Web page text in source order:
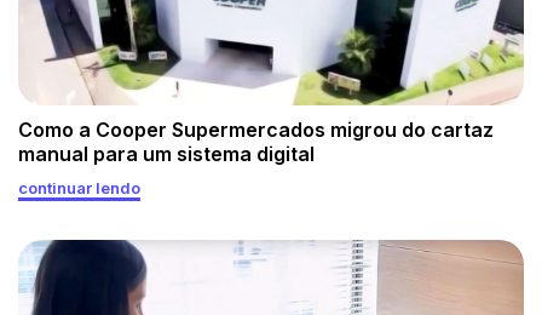
Como a Cooper Supermercados migrou do cartaz
manual para um sistema digital
continuar lendo